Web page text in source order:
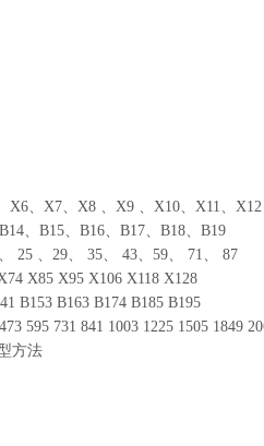
X6、X7、X8 、X9 、X10、X11、X12
、B15、B16、B17、B18、B19
25 、29、 35、 43、59、 71、 87
X85 X95 X106 X118 X128
B153 B163 B174 B185 B195
595 731 841 1003 1225 1505 1849
方法